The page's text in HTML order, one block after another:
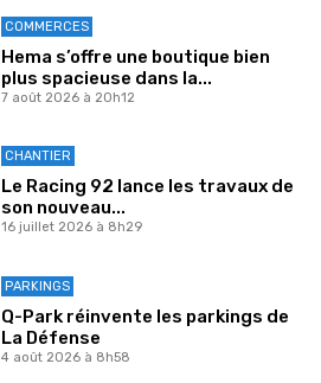
COMMERCES
Hema s’offre une boutique bien
plus spacieuse dans la...
7 août 2026 à 20h12
CHANTIER
Le Racing 92 lance les travaux de
son nouveau...
16 juillet 2026 à 8h29
PARKINGS
Q-Park réinvente les parkings de
La Défense
4 août 2026 à 8h58